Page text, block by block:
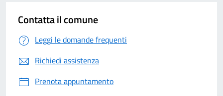
Contatta il comune
Leggi le domande frequenti
Richiedi assistenza
Prenota appuntamento